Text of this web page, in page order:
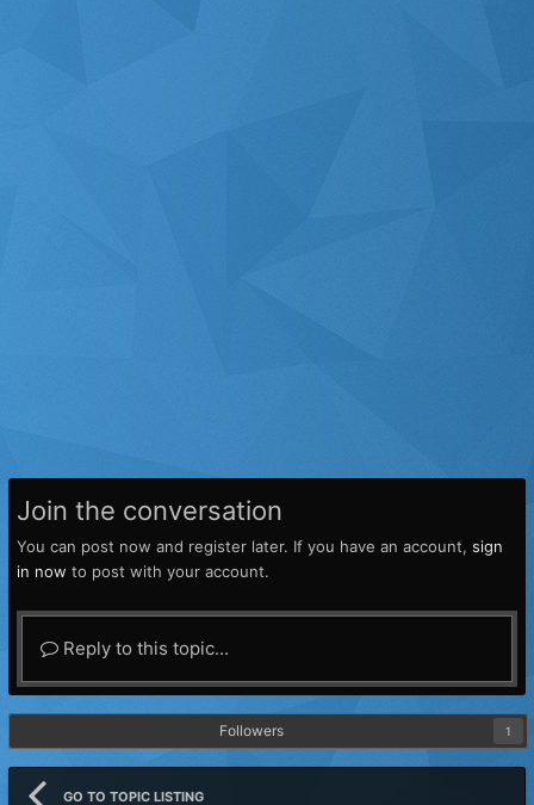
Join the conversation
You can post now and register later. If you have an account, sign
in now to post with your account.
Reply to this topic...
Followers 1
GO TO TOPIC LISTING